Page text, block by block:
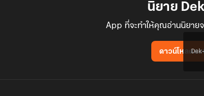
นิยาย
App ที่จะทำให้คุณอ่านนิยาย
ดาวน์โหลดแ